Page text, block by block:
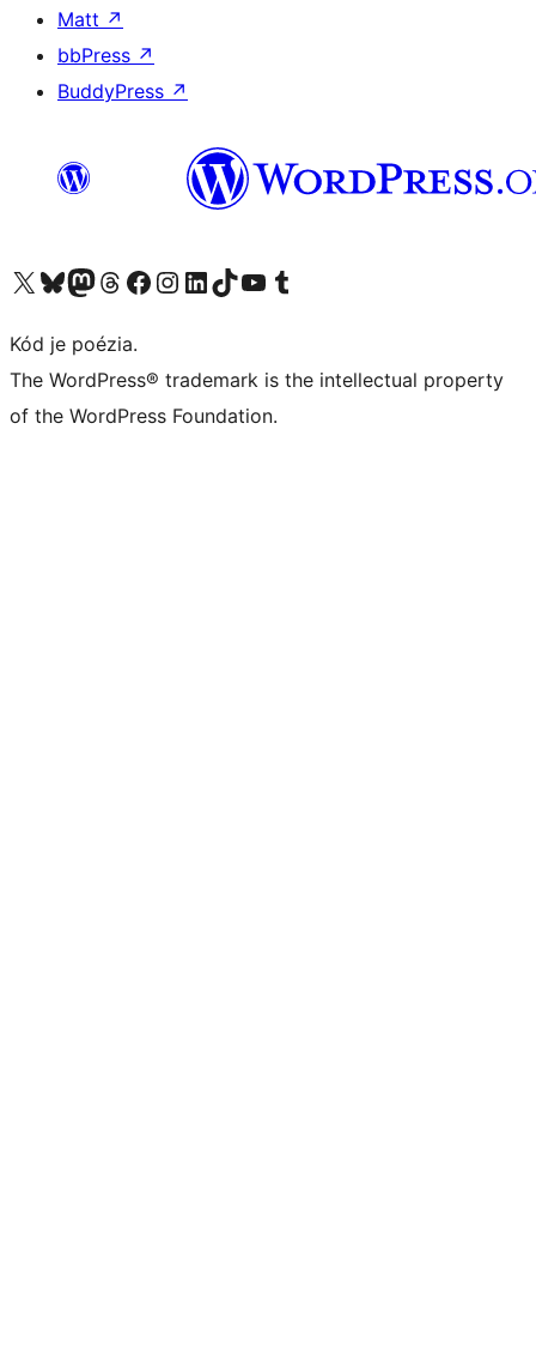
Matt ↗
bbPress ↗
BuddyPress ↗
Navštívte náš účet na X (predtým Twitter)
Navštívte náš účet na platforme Bluesky
Navštívte náš účet na Mastodone
Navštívte náš účet na platforme Threads
Navštívte našu stránku na Facebooku
Navštívte náš účet Instagram
Navštívte náš účet LinkedIn
Navštívte náš účet na platforme TikTok
Navštívte náš kanál YouTube
Navštívte náš účet na platforme Tumblr
Kód je poézia.
The WordPress® trademark is the intellectual property
of the WordPress Foundation.